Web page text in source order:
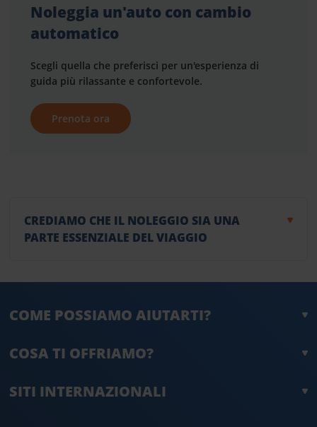
Noleggia un'auto con cambio
automatico
Scegli quella che preferisci per un'esperienza di
guida più rilassante e confortevole.
Prenota ora
CREDIAMO CHE IL NOLEGGIO SIA UNA
PARTE ESSENZIALE DEL VIAGGIO
COME POSSIAMO AIUTARTI?
COSA TI OFFRIAMO?
SITI INTERNAZIONALI